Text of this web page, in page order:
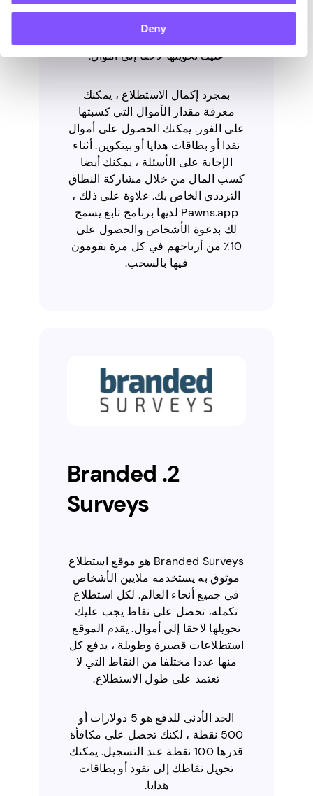
Deny
إلى كسب 5 دولارات فقط لتتمكن من
السحب. شيء رائع آخر في هذا المزود
هو أنه لا يستخدم النقاط التي يجب
عليك تحويلها لاحقا إلى أموال.
بمجرد إكمال الاستطلاع ، يمكنك
معرفة مقدار الأموال التي كسبتها
على الفور. يمكنك الحصول على أموال
نقدا أو بطاقات هدايا أو بيتكوين. أثناء
الإجابة على الأسئلة ، يمكنك أيضا
كسب المال من خلال مشاركة النطاق
الترددي الخاص بك. علاوة على ذلك ،
Pawns.app لديها برنامج تابع يسمح
لك بدعوة الأشخاص والحصول على
10٪ من أرباحهم في كل مرة يقومون
فيها بالسحب.
2. Branded
Surveys
Branded Surveys هو موقع استطلاع
موثوق به يستخدمه ملايين الأشخاص
في جميع أنحاء العالم. لكل استطلاع
تكمله، تحصل على نقاط يجب عليك
تحويلها لاحقا إلى أموال. يقدم الموقع
استطلاعات قصيرة وطويلة ، يدفع كل
منها عددا مختلفا من النقاط التي لا
تعتمد على طول الاستطلاع.
الحد الأدنى للدفع هو 5 دولارات أو
500 نقطة ، لكنك تحصل على مكافأة
قدرها 100 نقطة عند التسجيل. يمكنك
تحويل نقاطك إلى نقود أو بطاقات
هدايا.